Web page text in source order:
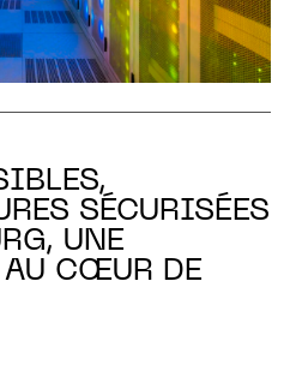
SÉCURISÉES
UNE
AU CŒUR DE